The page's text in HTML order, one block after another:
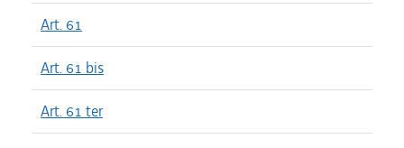
Art. 61
Art. 61 bis
Art. 61 ter